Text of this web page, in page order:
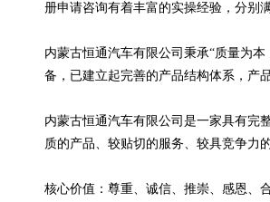
册申请咨询有着丰富的实操经验，分别
内蒙古恒通汽车有限公司秉承“质量为
备，已建立起完善的产品结构体系，产
内蒙古恒通汽车有限公司是一家具有完
质的产品、较贴切的服务、较具竞争力
核心价值：尊重、诚信、推崇、感恩、